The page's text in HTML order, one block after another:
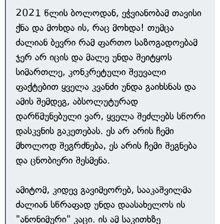
2021 წლის ბოლოდან, ეჭვიანობამ თავისი
ქნა და მოხდა ის, რაც მოხდა! თუმცა
ძალიან ბევრი რამ ფართო საზოგადოებამ
ჯერ არ იცის და მალე უნდა შეიტყოს
სიმართლე, კონკრეტული შეუვალი
ფაქტებით ყველა კვანძი უნდა გაიხსნას და
ამის შემდეგ, აბსოლუტურად
დარწმუნებული ვარ, ყველა შეძლებს სწორი
დასკვნის გაკეთებას. ეს არ არის ჩემი
მხოლოდ შეგრძნება, ეს არის ჩემი შეგნება
და ცნობიერი შესმენა.
ამიტომ, კიდევ გავიმეორებ, სააკაშვილმა
ძალიან სწრაფად უნდა დაასახელოს ის
"ანონიმური" კაცი. ის ამ საკითხზე